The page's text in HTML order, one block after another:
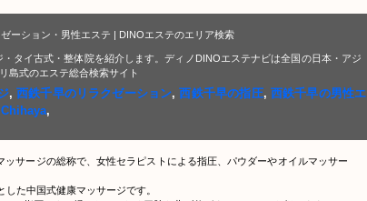
ーション・男性エステ | DINOエステのエリア検索
タイ古式・整体院を紹介します。ディノDINOエステナビは全国の日本・アジ
島式のエステ総合検索サイト
,西鉄千早のリラクゼーション,西鉄千早の指圧, 西鉄千早の男性エ
,
サージの総称で、女性セラピストによる指圧、パウダーやオイルマッサー
た中国式健康マッサージです。